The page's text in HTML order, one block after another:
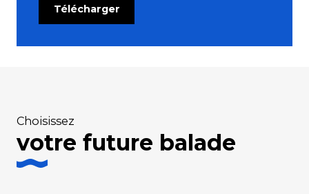
Télécharger
Choisissez
votre future balade